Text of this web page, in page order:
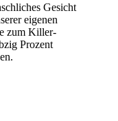
Gesicht
eigenen
zum Killer-
Prozent